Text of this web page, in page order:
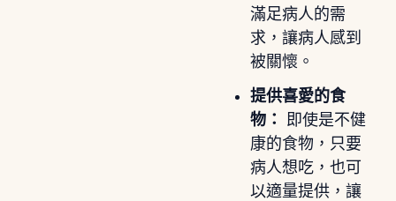
滿足病人的需
求，讓病人感到
被關懷。
提供喜愛的食
物：
即使是不健
康的食物，只要
病人想吃，也可
以適量提供，讓